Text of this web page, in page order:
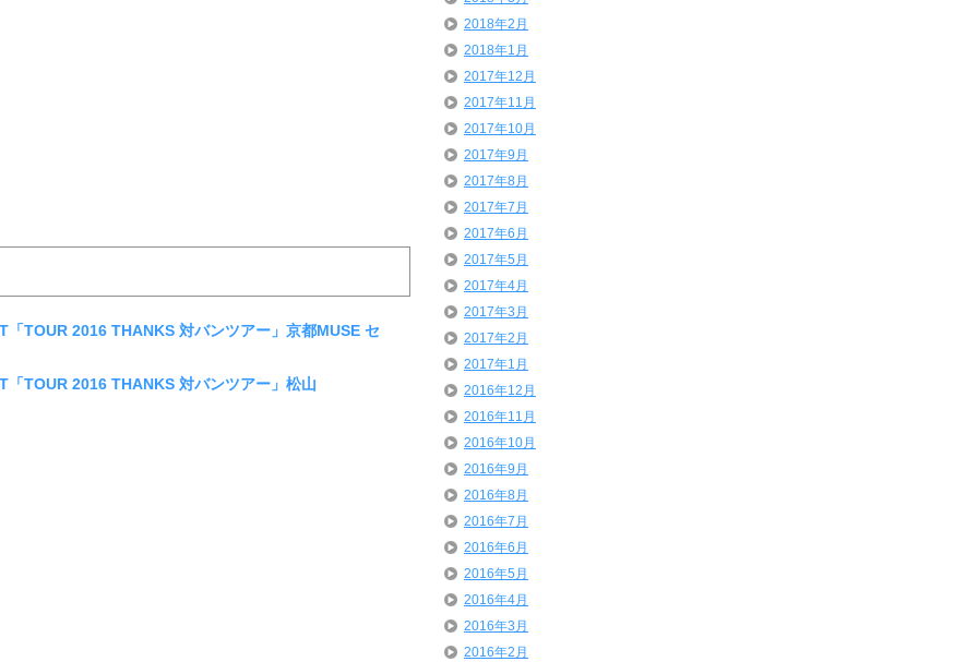
TOUR 2016 THANKS 対バンツアー」京都MUSE セ
TOUR 2016 THANKS 対バンツアー」松山
2018年2月
2018年1月
2017年12月
2017年11月
2017年10月
2017年9月
2017年8月
2017年7月
2017年6月
2017年5月
2017年4月
2017年3月
2017年2月
2017年1月
2016年12月
2016年11月
2016年10月
2016年9月
2016年8月
2016年7月
2016年6月
2016年5月
2016年4月
2016年3月
2016年2月